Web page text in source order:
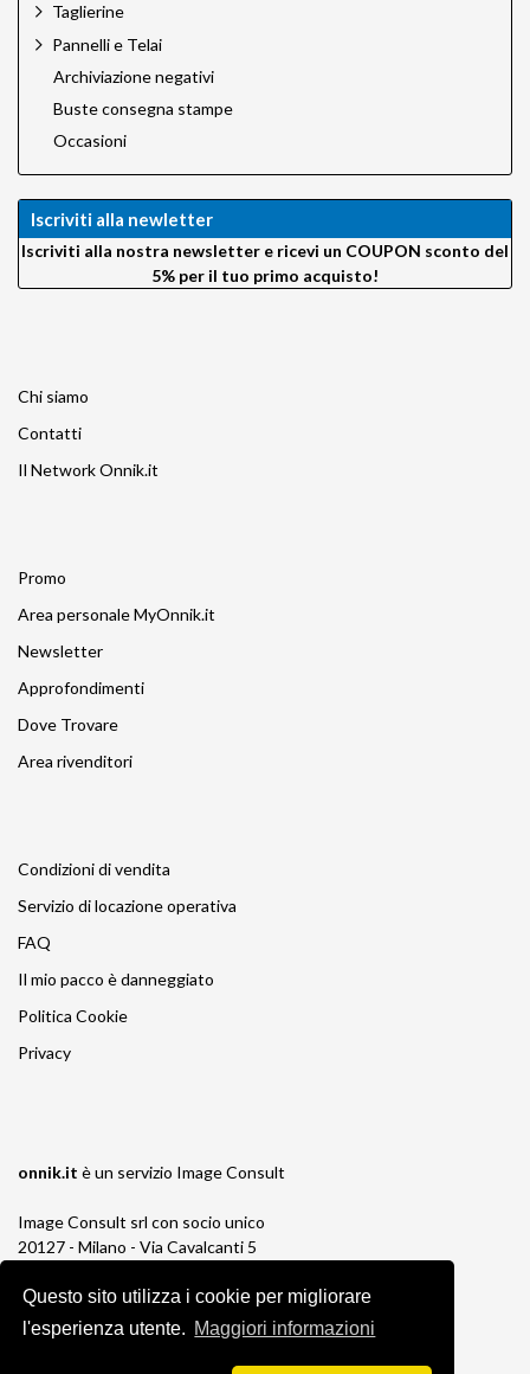
Questo sito utilizza i cookie per migliorare
l'esperienza utente. Maggiori informazioni
Taglierine
Pannelli e Telai
Archiviazione negativi
Buste consegna stampe
Occasioni
Iscriviti alla newletter
Iscriviti alla nostra newsletter e ricevi un COUPON sconto del
5% per il tuo primo acquisto!
Chi siamo
Contatti
Il Network Onnik.it
Promo
Area personale MyOnnik.it
Newsletter
Approfondimenti
Dove Trovare
Area rivenditori
Condizioni di vendita
Servizio di locazione operativa
FAQ
Il mio pacco è danneggiato
Politica Cookie
Privacy
onnik.it è un servizio Image Consult
Image Consult srl con socio unico
20127 - Milano - Via Cavalcanti 5
P.IVA e C.F. 03383650961
REA 1673647 CCIAA Milano Monza Brianza